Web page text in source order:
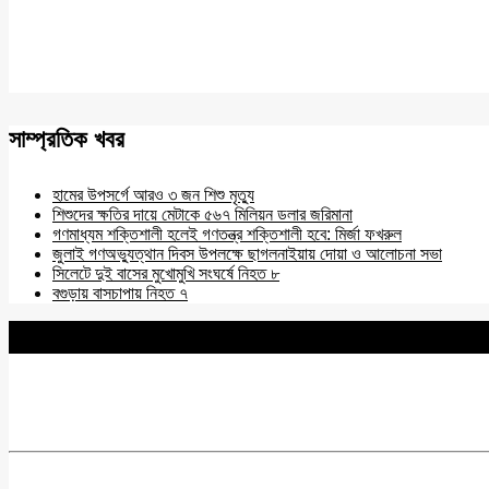
সাম্প্রতিক খবর
হামের উপসর্গে আরও ৩ জন শিশু মৃত্যু
শিশুদের ক্ষতির দায়ে মেটাকে ৫৬৭ মিলিয়ন ডলার জরিমানা
গণমাধ্যম শক্তিশালী হলেই গণতন্ত্র শক্তিশালী হবে: মির্জা ফখরুল
জুলাই গণঅভ্যুত্থান দিবস উপলক্ষে ছাগলনাইয়ায় দোয়া ও আলোচনা সভা
সিলেটে দুই বাসের মুখোমুখি সংঘর্ষে নিহত ৮
বগুড়ায় বাসচাপায় নিহত ৭